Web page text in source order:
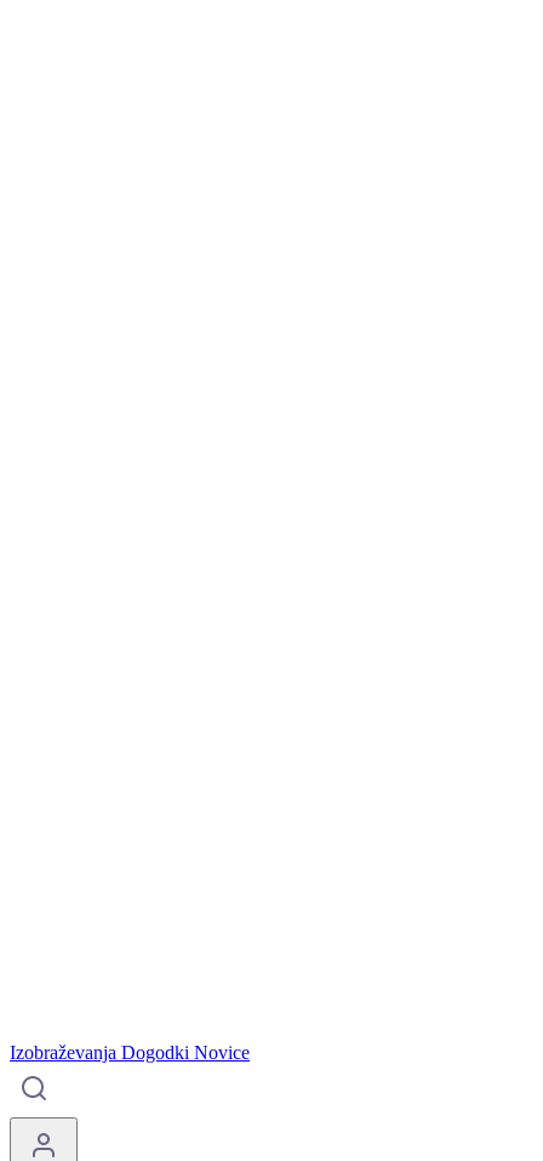
Izobraževanja Dogodki Novice